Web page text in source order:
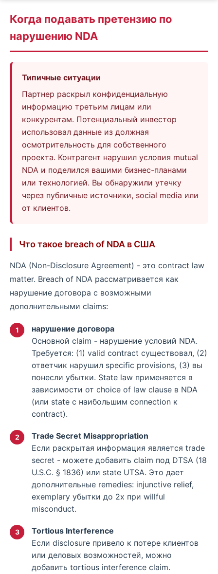
Когда подавать претензию по
нарушению NDA
Типичные ситуации
Партнер раскрыл конфиденциальную
информацию третьим лицам или
конкурентам. Потенциальный инвестор
использовал данные из должная
осмотрительность для собственного
проекта. Контрагент нарушил условия mutual
NDA и поделился вашими бизнес-планами
или технологией. Вы обнаружили утечку
через публичные источники, social media или
от клиентов.
Что такое breach of NDA в США
NDA (Non-Disclosure Agreement) - это contract law
matter. Breach of NDA рассматривается как
нарушение договора с возможными
дополнительными claims:
нарушение договора
Основной claim - нарушение условий NDA.
Требуется: (1) valid contract существовал, (2)
ответчик нарушил specific provisions, (3) вы
понесли убытки. State law применяется в
зависимости от choice of law clause в NDA
(или state с наибольшим connection к
contract).
Trade Secret Misappropriation
Если раскрытая информация является trade
secret - можете добавить claim под DTSA (18
U.S.C. § 1836) или state UTSA. Это дает
дополнительные remedies: injunctive relief,
exemplary убытки до 2x при willful
misconduct.
Tortious Interference
Если disclosure привело к потере клиентов
или деловых возможностей, можно
добавить tortious interference claim.